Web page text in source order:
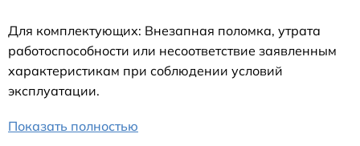
Для комплектующих: Внезапная поломка, утрата
работоспособности или несоответствие заявленным
характеристикам при соблюдении условий
эксплуатации.
Показать полностью